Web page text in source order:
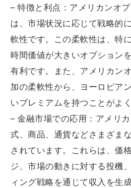
– 特徴と利点：アメリカンオ
は、市場状況に応じて戦略的
軟性です。この柔軟性は、特
時間価値が大きいオプション
有利です。また、アメリカン
加の柔軟性から、ヨーロピア
いプレミアムを持つことがよ
– 金融市場での応用：アメリ
式、商品、通貨などさまざま
されています。これらは、価
ジ、市場の動きに対する投機
ィング戦略を通じて収入を生